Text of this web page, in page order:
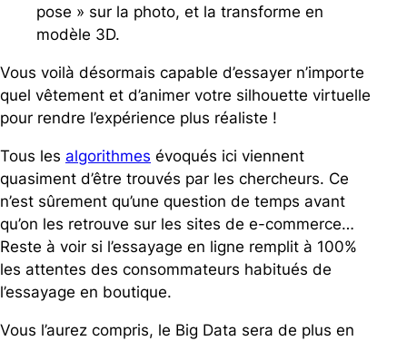
pose » sur la photo, et la transforme en
modèle 3D.
Vous voilà désormais capable d’essayer n’importe
quel vêtement et d’animer votre silhouette virtuelle
pour rendre l’expérience plus réaliste !
Tous les algorithmes évoqués ici viennent
quasiment d’être trouvés par les chercheurs. Ce
n’est sûrement qu’une question de temps avant
qu’on les retrouve sur les sites de e-commerce…
Reste à voir si l’essayage en ligne remplit à 100%
les attentes des consommateurs habitués de
l’essayage en boutique.
Vous l’aurez compris, le Big Data sera de plus en